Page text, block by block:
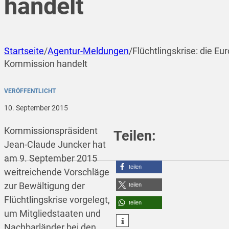
handelt
Startseite/Agentur-Meldungen/Flüchtlingskrise: die
Kommission handelt
VERÖFFENTLICHT
10. September 2015
Kommissionspräsident
Jean-Claude Juncker hat
am 9. September 2015
weitreichende Vorschläge
zur Bewältigung der
Flüchtlingskrise vorgelegt,
um Mitgliedstaaten und
Teilen:
teilen
teilen
teilen